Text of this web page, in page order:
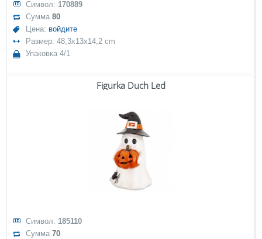
Символ: 170889
Сумма80
Цена: войдите
Размер: 48,3x13x14,2 cm
Упаковка 4/1
Figurka Duch Led
Символ: 185110
Сумма70